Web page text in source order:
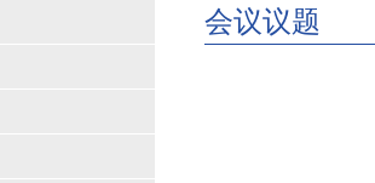
会议议题